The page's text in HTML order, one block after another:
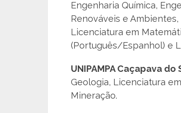
Engenharia Química,
Renováveis e
Licenciatura em
(Português/Espanhol) e
UNIPAMPA Caçapava do
Geologia, Licenciatura
Mineração.